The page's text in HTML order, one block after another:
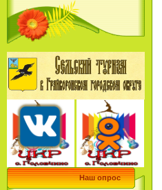
Наш опрос